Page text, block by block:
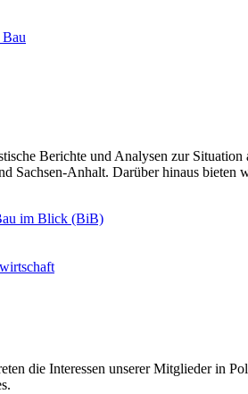
Berichte und Analysen zur
Sachsen-Anhalt. Darüber hinaus
im Blick (BiB)
die Interessen unserer Mitglieder in